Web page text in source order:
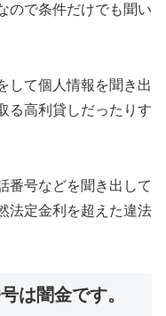
ので条件だけでも聞い
して個人情報を聞き出
る高利貸しだったりす
番号などを聞き出して
法定金利を超えた違法
は闇金です。